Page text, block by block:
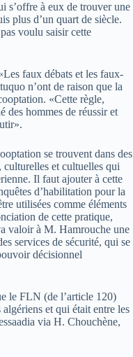
s’offre à eux de trouver une
plus d’un quart de siècle.
voulu saisir cette
faux débats et les faux-
n’ont de raison que la
«Cette règle,
des hommes de réussir et
se trouvent dans des
et cultuelles qui
Il faut ajouter à cette
d’habilitation pour la
utilisées comme éléments
de cette pratique,
valoir à M. Hamrouche une
services de sécurité, qui se
décisionnel
le FLN (de l’article 120)
et qui était entre les
via H. Chouchène,